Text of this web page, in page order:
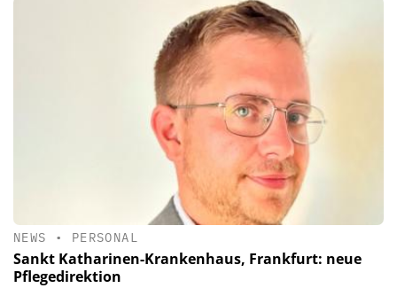
NEWS • PERSONAL
Sankt Katharinen-Krankenhaus, Frankfurt: neue
Pflegedirektion